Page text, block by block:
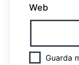
Web
Guarda